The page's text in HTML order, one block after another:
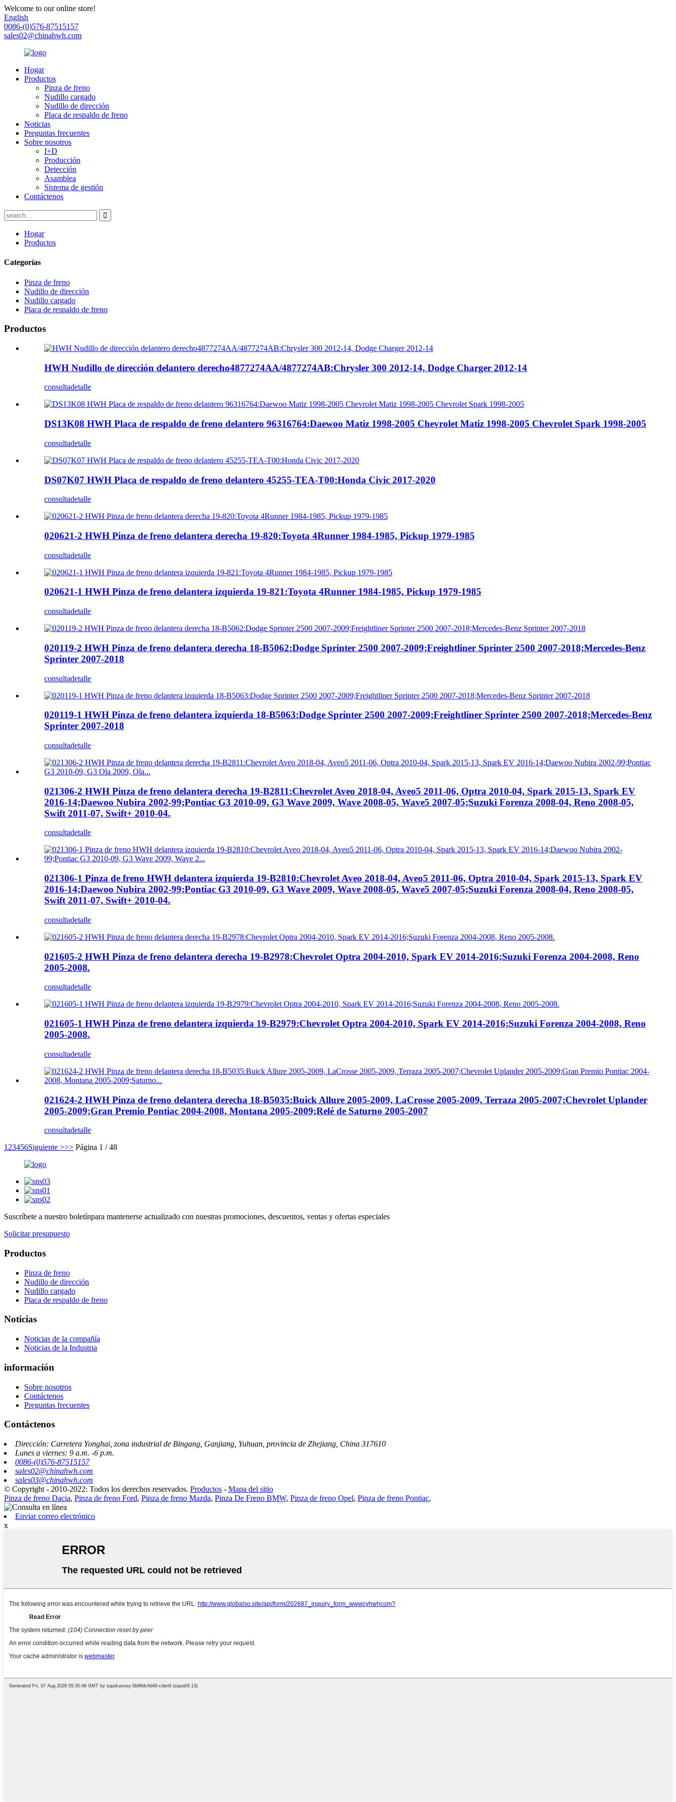
Welcome to our online store!
English
0086-(0)576-87515157
sales02@chinahwh.com
Hogar
Productos
Pinza de freno
Nudillo cargado
Nudillo de dirección
Placa de respaldo de freno
Noticias
Preguntas frecuentes
Sobre nosotros
I+D
Producción
Detección
Asamblea
Sistema de gestión
Contáctenos
Hogar
Productos
Categorías
Pinza de freno
Nudillo de dirección
Nudillo cargado
Placa de respaldo de freno
Productos
HWH Nudillo de dirección delantero derecho4877274AA/4877274AB:Chrysler 300 2012-14, Dodge Charger 2012-14
consultadetalle
DS13K08 HWH Placa de respaldo de freno delantero 96316764:Daewoo Matiz 1998-2005 Chevrolet Matiz 1998-2005 Chevrolet Spark 1998-2005
consultadetalle
DS07K07 HWH Placa de respaldo de freno delantero 45255-TEA-T00:Honda Civic 2017-2020
consultadetalle
020621-2 HWH Pinza de freno delantera derecha 19-820:Toyota 4Runner 1984-1985, Pickup 1979-1985
consultadetalle
020621-1 HWH Pinza de freno delantera izquierda 19-821:Toyota 4Runner 1984-1985, Pickup 1979-1985
consultadetalle
020119-2 HWH Pinza de freno delantera derecha 18-B5062:Dodge Sprinter 2500 2007-2009;Freightliner Sprinter 2500 2007-2018;Mercedes-Benz
Sprinter 2007-2018
consultadetalle
020119-1 HWH Pinza de freno delantera izquierda 18-B5063:Dodge Sprinter 2500 2007-2009;Freightliner Sprinter 2500 2007-2018;Mercedes-Benz
Sprinter 2007-2018
consultadetalle
021306-2 HWH Pinza de freno delantera derecha 19-B2811:Chevrolet Aveo 2018-04, Aveo5 2011-06, Optra 2010-04, Spark 2015-13, Spark EV
2016-14;Daewoo Nubira 2002-99;Pontiac G3 2010-09, G3 Wave 2009, Wave 2008-05, Wave5 2007-05;Suzuki Forenza 2008-04, Reno 2008-05,
Swift 2011-07, Swift+ 2010-04.
consultadetalle
021306-1 Pinza de freno HWH delantera izquierda 19-B2810:Chevrolet Aveo 2018-04, Aveo5 2011-06, Optra 2010-04, Spark 2015-13, Spark EV
2016-14;Daewoo Nubira 2002-99;Pontiac G3 2010-09, G3 Wave 2009, Wave 2008-05, Wave5 2007-05;Suzuki Forenza 2008-04, Reno 2008-05,
Swift 2011-07, Swift+ 2010-04.
consultadetalle
021605-2 HWH Pinza de freno delantera derecha 19-B2978:Chevrolet Optra 2004-2010, Spark EV 2014-2016;Suzuki Forenza 2004-2008, Reno
2005-2008.
consultadetalle
021605-1 HWH Pinza de freno delantera izquierda 19-B2979:Chevrolet Optra 2004-2010, Spark EV 2014-2016;Suzuki Forenza 2004-2008, Reno
2005-2008.
consultadetalle
021624-2 HWH Pinza de freno delantera derecha 18-B5035:Buick Allure 2005-2009, LaCrosse 2005-2009, Terraza 2005-2007;Chevrolet Uplander
2005-2009;Gran Premio Pontiac 2004-2008, Montana 2005-2009;Relé de Saturno 2005-2007
consultadetalle
1 23456Siguiente >>> Página 1 / 48
Suscríbete a nuestro boletínpara mantenerse actualizado con nuestras promociones, descuentos, ventas y ofertas especiales
Solicitar presupuesto
Productos
Pinza de freno
Nudillo de dirección
Nudillo cargado
Placa de respaldo de freno
Noticias
Noticias de la compañía
Noticias de la Industria
información
Sobre nosotros
Contáctenos
Preguntas frecuentes
Contáctenos
Dirección: Carretera Yonghai, zona industrial de Bingang, Ganjiang, Yuhuan, provincia de Zhejiang, China 317610
Lunes a viernes: 9 a.m. -6 p.m.
0086-(0)576-87515157
sales02@chinahwh.com
sales03@chinahwh.com
© Copyright - 2010-2022: Todos los derechos reservados. Productos - Mapa del sitio
Pinza de freno Dacia, Pinza de freno Ford, Pinza de freno Mazda, Pinza De Freno BMW, Pinza de freno Opel, Pinza de freno Pontiac,
Enviar correo electrónico
x